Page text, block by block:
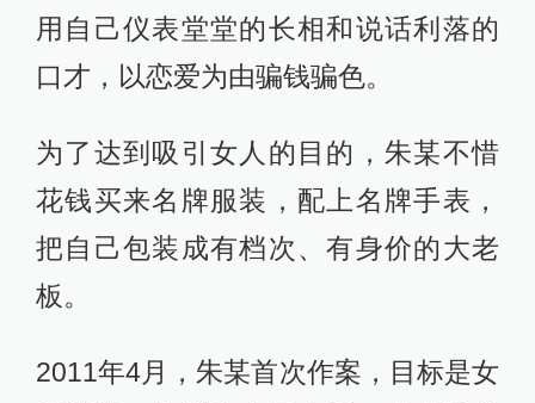
用自己仪表堂堂的长相和说话利落的
口才，以恋爱为由骗钱骗色。
为了达到吸引女人的目的，朱某不惜
花钱买来名牌服装，配上名牌手表，
把自己包装成有档次、有身价的大老
板。
2011年4月，朱某首次作案，目标是女